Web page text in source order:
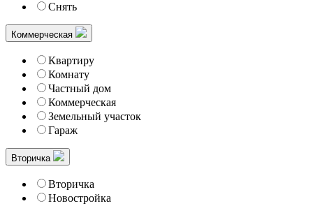
Снять
Коммерческая
Квартиру
Комнату
Частный дом
Коммерческая
Земельный участок
Гараж
Вторичка
Вторичка
Новостройка